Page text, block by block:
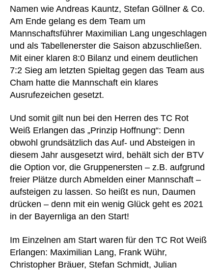
Namen wie Andreas Kauntz, Stefan Göllner & Co.
Am Ende gelang es dem Team um
Mannschaftsführer Maximilian Lang ungeschlagen
und als Tabellenerster die Saison abzuschließen.
Mit einer klaren 8:0 Bilanz und einem deutlichen
7:2 Sieg am letzten Spieltag gegen das Team aus
Cham hatte die Mannschaft ein klares
Ausrufezeichen gesetzt.
Und somit gilt nun bei den Herren des TC Rot
Weiß Erlangen das „Prinzip Hoffnung“: Denn
obwohl grundsätzlich das Auf- und Absteigen in
diesem Jahr ausgesetzt wird, behält sich der BTV
die Option vor, die Gruppenersten – z.B. aufgrund
freier Plätze durch Abmelden einer Mannschaft –
aufsteigen zu lassen. So heißt es nun, Daumen
drücken – denn mit ein wenig Glück geht es 2021
in der Bayernliga an den Start!
Im Einzelnen am Start waren für den TC Rot Weiß
Erlangen: Maximilian Lang, Frank Wühr,
Christopher Bräuer, Stefan Schmidt, Julian